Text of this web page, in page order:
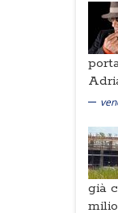
già